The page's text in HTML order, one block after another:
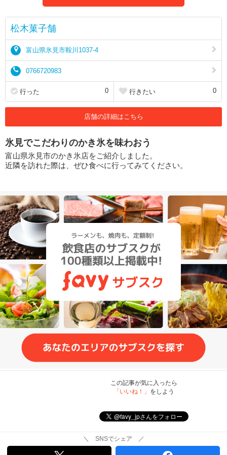
松木菓子舗
富山県氷見市鞍川1037-4
0766720983
行った 0 行きたい 0
店舗の詳細はこちら
氷見でこだわりのかき氷を味わおう
富山県氷見市のかき氷店をご紹介しました。
近隣を訪れた際は、ぜひ食べに行ってみてください。
この記事が気に入ったら
「いいね！」 をしよう
＼ SNSでシェア ／